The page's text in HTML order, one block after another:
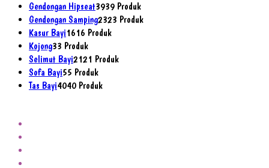
Gendongan Hipseat3939 Produk
Gendongan Samping2323 Produk
Kasur Bayi1616 Produk
Kojong33 Produk
Selimut Bayi2121 Produk
Sofa Bayi55 Produk
Tas Bayi4040 Produk